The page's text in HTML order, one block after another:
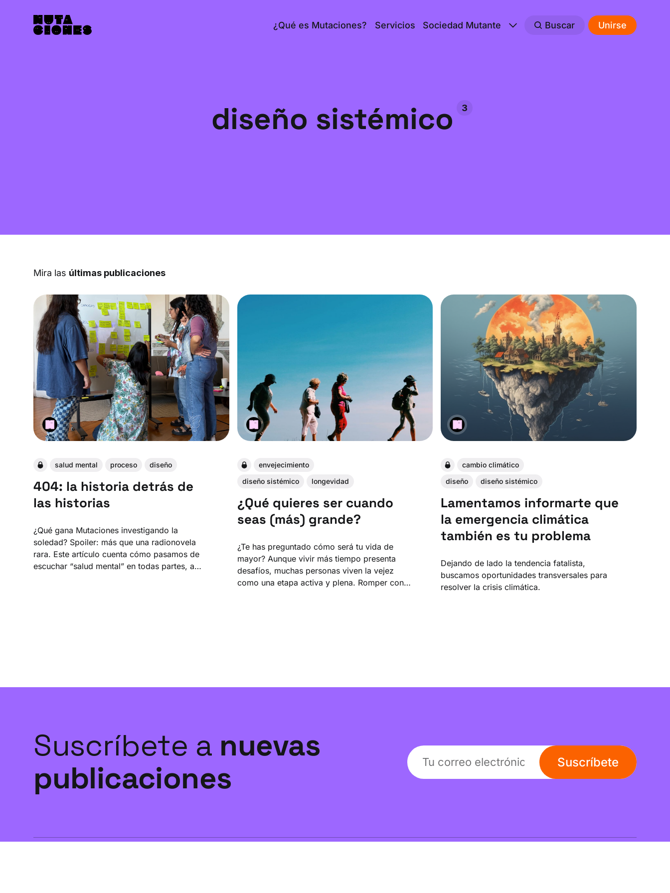
¿Qué es Mutaciones? Servicios Sociedad Mutante Buscar Unirse
diseño sistémico 3
Mira las últimas publicaciones
salud mental proceso diseño
404: la historia detrás de
las historias
¿Qué gana Mutaciones investigando la
soledad? Spoiler: más que una radionovela
rara. Este artículo cuenta cómo pasamos de
escuchar “salud mental” en todas partes, a
envejecimiento
diseño sistémico
longevidad
¿Qué quieres ser cuando
seas (más) grande?
¿Te has preguntado cómo será tu vida de
mayor? Aunque vivir más tiempo presenta
desafíos, muchas personas viven la vejez
como una etapa activa y plena. Romper con
cambio climático
diseño
diseño sistémico
Lamentamos informarte que
la emergencia climática
también es tu problema
Dejando de lado la tendencia fatalista,
buscamos oportunidades transversales para
resolver la crisis climática.
Suscríbete a nuevas
publicaciones
Suscríbete